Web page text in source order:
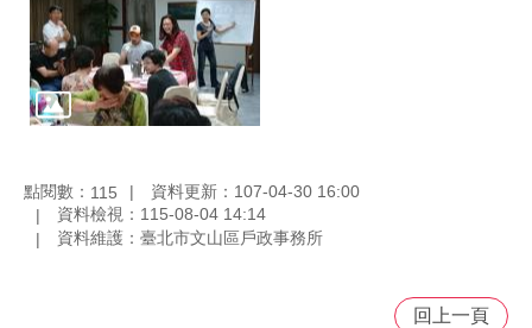
點閱數： 115
資料更新：107-04-30 16:00
資料檢視：115-08-04 14:14
資料維護：臺北市文山區戶政事務所
回上一頁